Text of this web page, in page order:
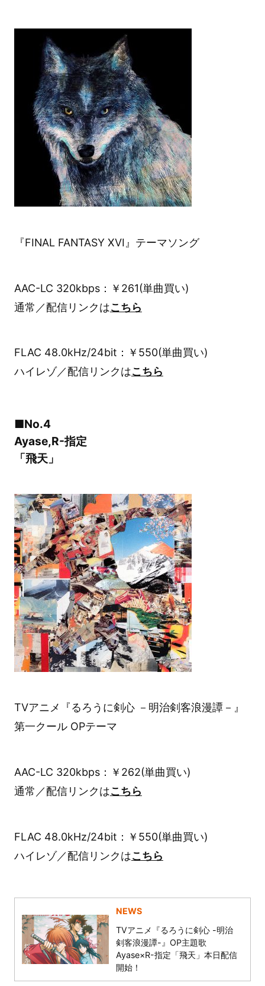
『FINAL FANTASY XVI』テーマソング
AAC-LC 320kbps：￥261(単曲買い)
通常／配信リンクはこちら
FLAC 48.0kHz/24bit：￥550(単曲買い)
ハイレゾ／配信リンクはこちら
■No.4
Ayase,R-指定
「飛天」
TVアニメ『るろうに剣心 －明治剣客浪漫譚－』
第一クール OPテーマ
AAC-LC 320kbps：￥262(単曲買い)
通常／配信リンクはこちら
FLAC 48.0kHz/24bit：￥550(単曲買い)
ハイレゾ／配信リンクはこちら
NEWS
TVアニメ『るろうに剣心 -明治
剣客浪漫譚-』OP主題歌
Ayase×R-指定「飛天」本日配信
開始！